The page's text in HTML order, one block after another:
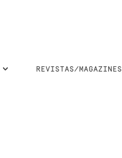
REVISTAS/MAGAZINES